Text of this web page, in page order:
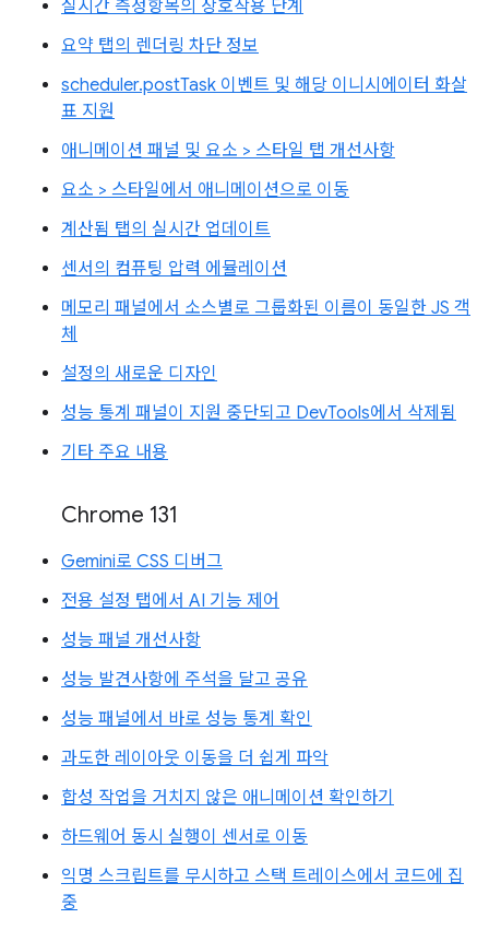
실시간 측정항목의 상호작용 단계
요약 탭의 렌더링 차단 정보
scheduler.postTask 이벤트 및 해당 이니시에이터 화살
표 지원
애니메이션 패널 및 요소 > 스타일 탭 개선사항
요소 > 스타일에서 애니메이션으로 이동
계산됨 탭의 실시간 업데이트
센서의 컴퓨팅 압력 에뮬레이션
메모리 패널에서 소스별로 그룹화된 이름이 동일한 JS 객
체
설정의 새로운 디자인
성능 통계 패널이 지원 중단되고 DevTools에서 삭제됨
기타 주요 내용
Chrome 131
Gemini로 CSS 디버그
전용 설정 탭에서 AI 기능 제어
성능 패널 개선사항
성능 발견사항에 주석을 달고 공유
성능 패널에서 바로 성능 통계 확인
과도한 레이아웃 이동을 더 쉽게 파악
합성 작업을 거치지 않은 애니메이션 확인하기
하드웨어 동시 실행이 센서로 이동
익명 스크립트를 무시하고 스택 트레이스에서 코드에 집
중